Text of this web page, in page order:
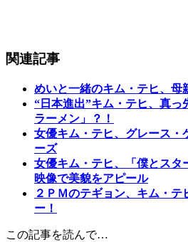
関連記事
めいと一緒のキム・テヒ、母
“日本進出”キム・テヒ、真っ
ラーメン」？！
女優キム・テヒ、グレース・
ーズ
女優キム・テヒ、「僕とスタ
映像で美貌をアピール
２ＰＭのテギョン、キム・テ
ー！
この記事を読んで…